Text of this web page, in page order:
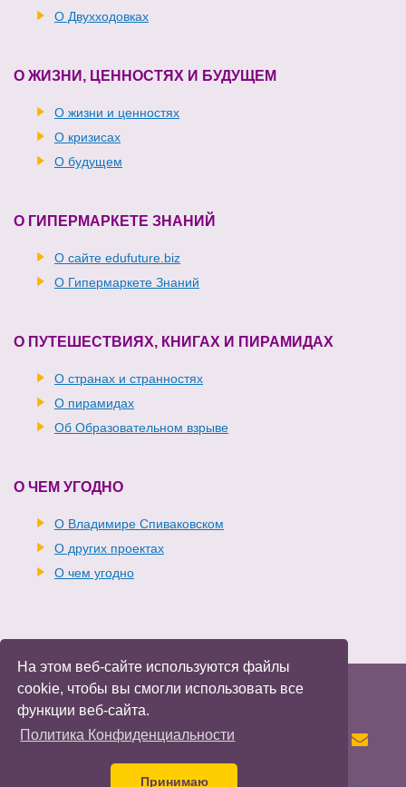
На этом веб-сайте используются файлы
cookie, чтобы вы смогли использовать все
функции веб-сайта.
Политика Конфиденциальности
Принимаю
О Двухходовках
О ЖИЗНИ, ЦЕННОСТЯХ И БУДУЩЕМ
О жизни и ценностях
О кризисах
О будущем
О ГИПЕРМАРКЕТЕ ЗНАНИЙ
О сайте edufuture.biz
О Гипермаркете Знаний
О ПУТЕШЕСТВИЯХ, КНИГАХ И ПИРАМИДАХ
О странах и странностях
О пирамидах
Об Образовательном взрыве
О ЧЕМ УГОДНО
О Владимире Спиваковском
О других проектах
О чем угодно
Все права защищены.